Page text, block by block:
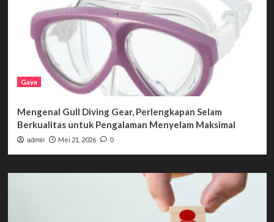
Gaya
Mengenal Gull Diving Gear, Perlengkapan Selam
Berkualitas untuk Pengalaman Menyelam Maksimal
admin Mei 21, 2026 0